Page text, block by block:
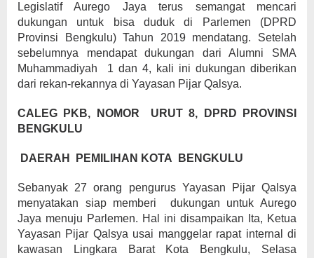
Legislatif Aurego Jaya terus semangat mencari
dukungan untuk bisa duduk di Parlemen (DPRD
Provinsi Bengkulu) Tahun 2019 mendatang. Setelah
sebelumnya mendapat dukungan dari Alumni SMA
Muhammadiyah 1 dan 4, kali ini dukungan diberikan
dari rekan-rekannya di Yayasan Pijar Qalsya.
CALEG PKB, NOMOR URUT 8, DPRD PROVINSI
BENGKULU
DAERAH PEMILIHAN KOTA BENGKULU
Sebanyak 27 orang pengurus Yayasan Pijar Qalsya
menyatakan siap memberi dukungan untuk Aurego
Jaya menuju Parlemen. Hal ini disampaikan Ita, Ketua
Yayasan Pijar Qalsya usai manggelar rapat internal di
kawasan Lingkara Barat Kota Bengkulu, Selasa